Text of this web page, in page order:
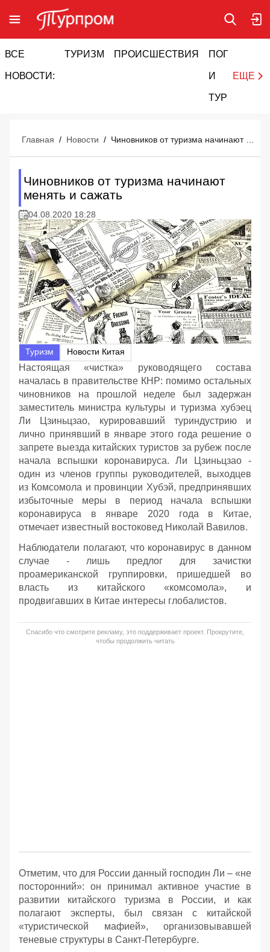
ВСЕ
НОВОСТИ:
ТУРИЗМ ПРОИСШЕСТВИЯ ПОГОДА
И
ТУРИЗМ
ЕЩЕ
Главная / Новости /
Чиновников от туризма начинают
менять и сажать
04.08.2020 18:28
Туризм Новости Китая
Настоящая «чистка» руководящего состава
началась в правительстве КНР: помимо остальных
чиновников на прошлой неделе был задержан
заместитель министра культуры и туризма хубэец
Ли Цзиньцзао, курировавший туриндустрию и
лично принявший в январе этого года решение о
запрете выезда китайских туристов за рубеж после
начала вспышки коронавируса. Ли Цзиньцзао -
один из членов группы руководителей, выходцев
из Комсомола и провинции Хубэй, предпринявших
избыточные меры в период начала вспышки
коронавируса в январе 2020 года в Китае,
отмечает известный востоковед Николай Вавилов.
Наблюдатели полагают, что коронавирус в данном
случае - лишь предлог для зачистки
проамериканской группировки, пришедшей во
власть из китайского «комсомола», и
продвигавших в Китае интересы глобалистов.
Спасибо что смотрите рекламу, это поддерживает проект. Прокрутите,
чтобы продолжить читать
Отметим, что для России данный господин Ли – «не
посторонний»: он принимал активное участие в
развитии китайского туризма в России, и как
полагают эксперты, был связан с китайской
«туристической мафией», организовывавшей
теневые структуры в Санкт-Петербурге.